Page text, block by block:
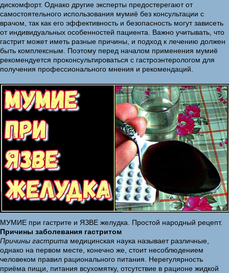
дискомфорт. Однако другие эксперты предостерегают от
самостоятельного использования мумиё без консультации с
врачом, так как его эффективность и безопасность могут зависеть
от индивидуальных особенностей пациента. Важно учитывать, что
гастрит может иметь разные причины, и подход к лечению должен
быть комплексным. Поэтому перед началом применения мумиё
рекомендуется проконсультироваться с гастроэнтерологом для
получения профессионального мнения и рекомендаций.
МУМИЕ при гастрите и ЯЗВЕ желудка. Простой народный рецепт.
Причины заболевания гастритом
Причины гастрита медицинская наука называет различные,
однако на первом месте, конечно же, стоит несоблюдением
человеком правил рационального питания. Нерегулярность
приёма пищи, питания всухомятку, отсутствие в рационе жидкой